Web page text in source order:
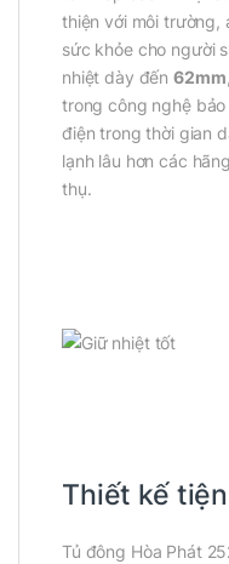
thiện với môi trường,
sức khỏe cho người
nhiệt dày đến62mm
trong công nghệ
điện trong thời gian
lạnh lâu hơn các
thụ.
Thiết kế
Tủ đông Hòa Phát